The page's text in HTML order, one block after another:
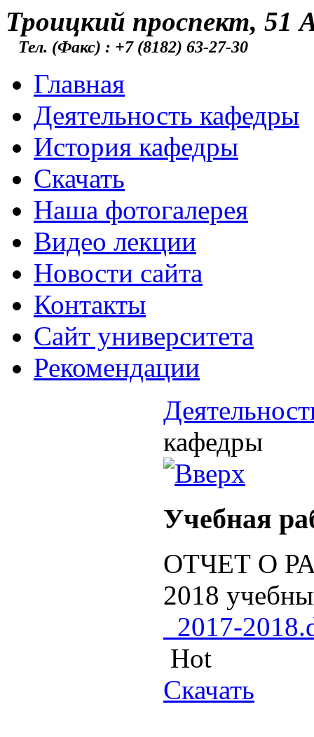
Троицкий проспект, 51
Тел. (Факс) : +7 (8182) 63-27-30
Главная
Деятельность кафедры
История кафедры
Скачать
Наша фотогалерея
Видео лекции
Новости сайта
Контакты
Cайт университета
Рекомендации
кафедры
Учебная
ОТЧЕТ О
2018
_2017-
Hot
Скачать